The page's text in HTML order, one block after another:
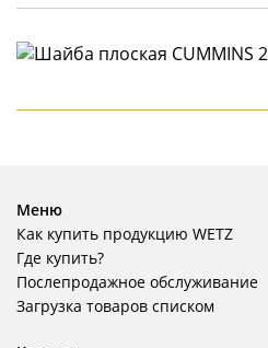
Меню
Как купить продукцию WETZ
Где купить?
Послепродажное обслуживание
Загрузка товаров списком